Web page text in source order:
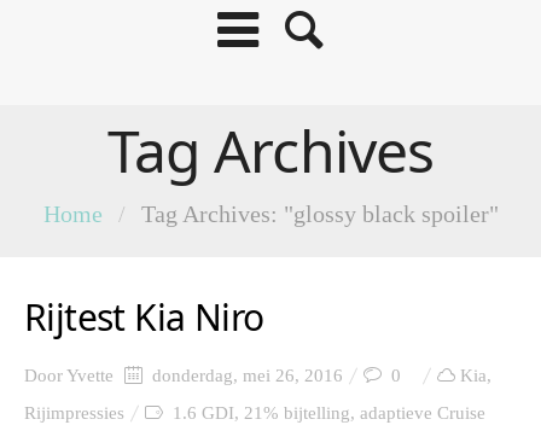
Tag Archives
Home / Tag Archives: "glossy black spoiler"
Rijtest Kia Niro
DoorYvette donderdag, mei 26, 2016 0 Kia,
Rijimpressies
1.6 GDI, 21% bijtelling, adaptieve Cruise